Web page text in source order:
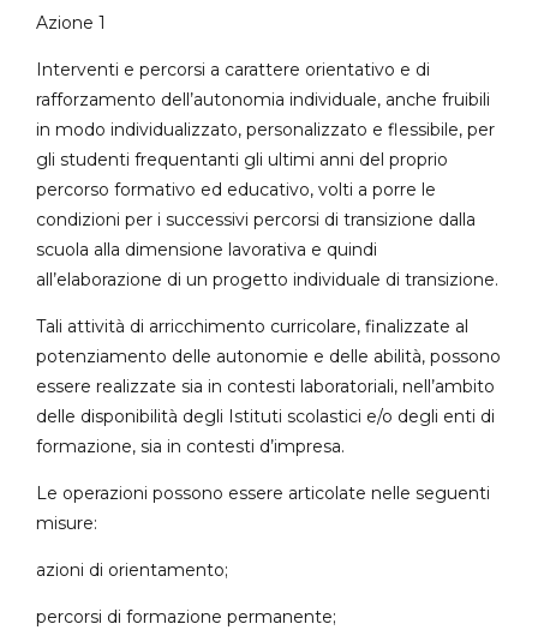
Azione 1
Interventi e percorsi a carattere orientativo e di
rafforzamento dell’autonomia individuale, anche fruibili
in modo individualizzato, personalizzato e flessibile, per
gli studenti frequentanti gli ultimi anni del proprio
percorso formativo ed educativo, volti a porre le
condizioni per i successivi percorsi di transizione dalla
scuola alla dimensione lavorativa e quindi
all’elaborazione di un progetto individuale di transizione.
Tali attività di arricchimento curricolare, finalizzate al
potenziamento delle autonomie e delle abilità, possono
essere realizzate sia in contesti laboratoriali, nell’ambito
delle disponibilità degli Istituti scolastici e/o degli enti di
formazione, sia in contesti d’impresa.
Le operazioni possono essere articolate nelle seguenti
misure:
azioni di orientamento;
percorsi di formazione permanente;